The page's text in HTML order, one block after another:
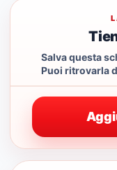
Salva questa
Puoi ritrovarla